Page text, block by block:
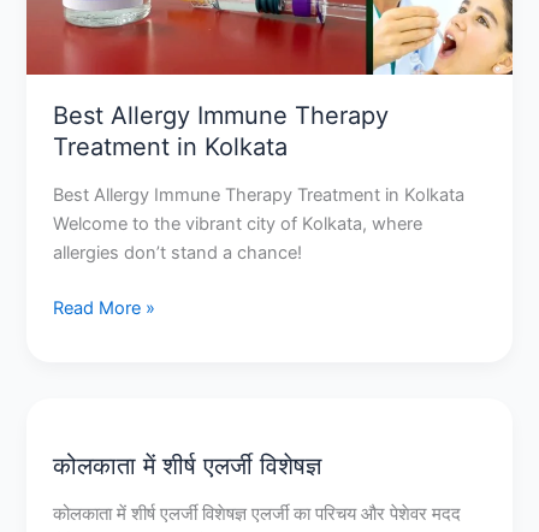
Best Allergy Immune Therapy
Treatment in Kolkata
Best Allergy Immune Therapy Treatment in Kolkata
Welcome to the vibrant city of Kolkata, where
allergies don’t stand a chance!
Read More »
कोलकाता में शीर्ष एलर्जी विशेषज्ञ
कोलकाता में शीर्ष एलर्जी विशेषज्ञ एलर्जी का परिचय और पेशेवर मदद
कोलकाता
शीर्ष